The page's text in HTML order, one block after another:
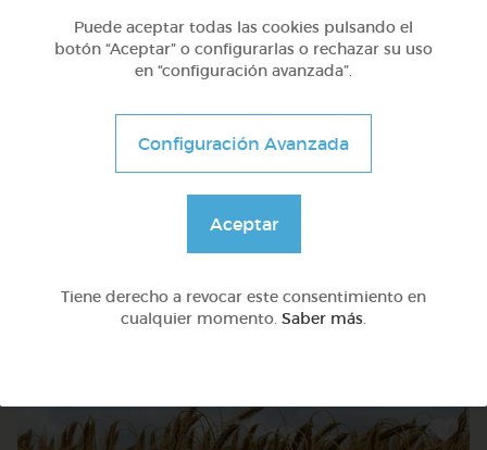
Avanzado
Puede aceptar todas las cookies pulsando el
botón “Aceptar” o configurarlas o rechazar su uso
en “configuración avanzada”.
Configuración Avanzada
Aceptar
Tiene derecho a revocar este consentimiento en
cualquier momento. Saber más.